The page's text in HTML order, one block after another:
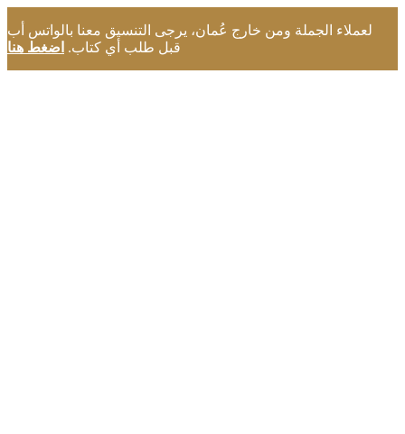
لعملاء الجملة ومن خارج عُمان، يرجى التنسيق معنا بالواتس أب
قبل طلب أي كتاب. اضغط هنا